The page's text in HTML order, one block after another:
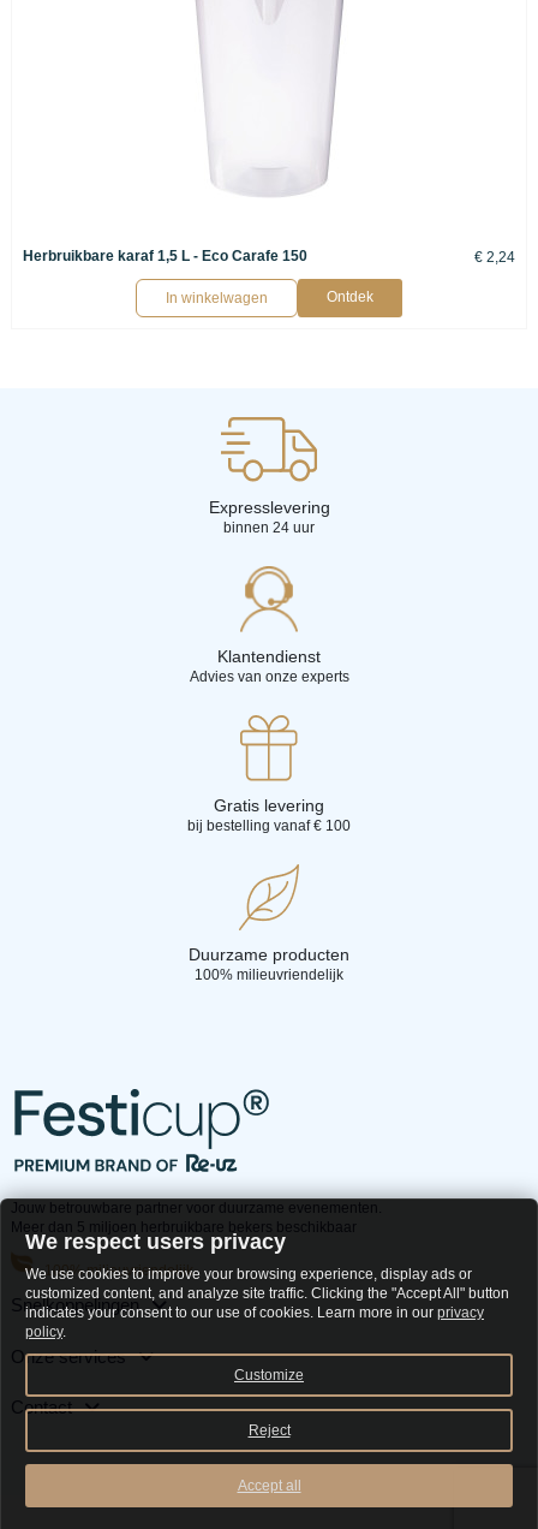
Herbruikbare karaf 1,5 L - Eco Carafe 150 € 2,24
In winkelwagen Ontdek
Expresslevering
binnen 24 uur
Klantendienst
Advies van onze experts
Gratis levering
bij bestelling vanaf € 100
Duurzame producten
100% milieuvriendelijk
Jouw betrouwbare partner voor duurzame evenementen.
Meer dan 5 miljoen herbruikbare bekers beschikbaar
100% milieuvriendelijk
Snelkoppelingen
Onze services
Contact
We respect users privacy
We use cookies to improve your browsing experience, display ads or
customized content, and analyze site traffic. Clicking the "Accept All" button
indicates your consent to our use of cookies. Learn more in our privacy
policy.
Customize
Reject
Accept all